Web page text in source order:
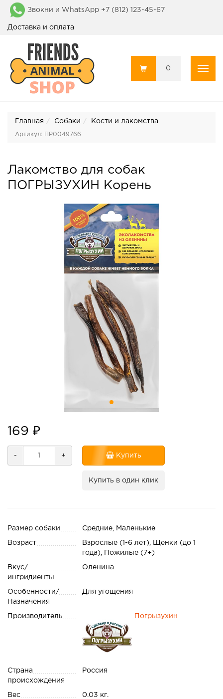
Звокни и WhatsApp +7 (812) 123-45-67
Доставка и оплата
0
Главная Собаки Кости и лакомства
Артикул: ПР0049766
Лакомство для собак
ПОГРЫЗУХИН Корень
169 ₽
- + Купить
Купить в один клик
Размер собаки Средние, Маленькие
Возраст
Взрослые (1-6 лет), Щенки (до 1
года), Пожилые (7+)
Вкус/
ингридиенты
Оленина
Особенности/
Назначения
Для угощения
Производитель Погрызухин
Страна
происхождения
Россия
Вес 0.03 кг.